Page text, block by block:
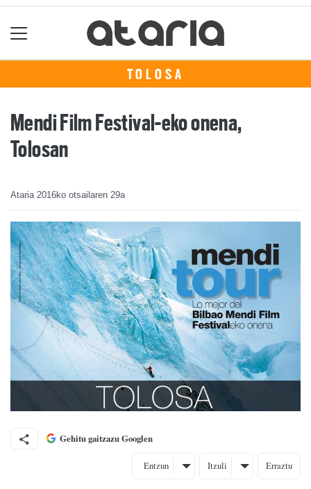
TOLOSA
Mendi Film Festival-eko onena,
Tolosan
Ataria 2016ko otsailaren 29a
Gehitu gaitzazu Googlen
Entzun Itzuli Erraztu